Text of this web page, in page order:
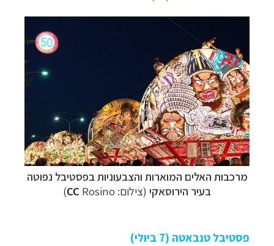
מרכבות האלים המוארות והצבעוניות בפסטיבל נפוטה
בעיר הירוסאקי (צילום: CC Rosino
)
פסטיבל טנבאטה (7 ביולי)